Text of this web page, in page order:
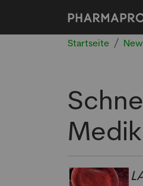
Startseite